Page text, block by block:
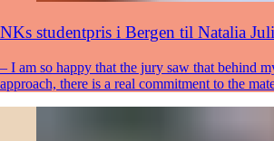
NKs studentpris i Bergen til Natalia
– I am so happy that the jury saw that behind
approach, there is a real commitment to the